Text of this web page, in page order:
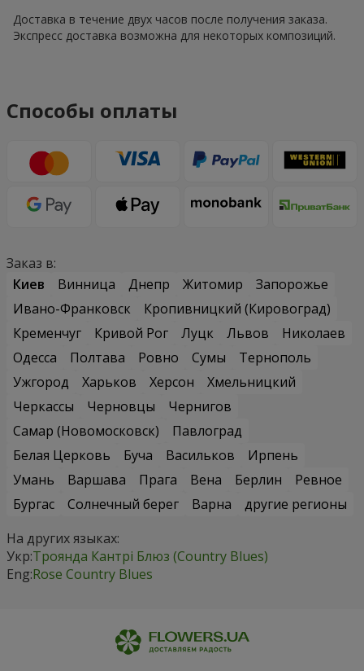
Доставка в течение двух часов после получения заказа.
Экспресс доставка возможна для некоторых композиций.
Способы оплаты
Заказ в:
Киев
Винница Днепр Житомир
Запорожье
Ивано-Франковск
Кропивницкий (Кировоград)
Кременчуг
Кривой Рог Луцк Львов
Николаев
Одесса
Полтава Ровно Сумы
Тернополь
Ужгород
Харьков Херсон
Хмельницкий
Черкассы
Черновцы
Чернигов
Самар (Новомосковск)
Павлоград
Белая Церковь
Буча Васильков
Ирпень
Умань
Варшава Прага Вена Берлин
Ревное
Бургас
Солнечный берег Варна
другие регионы
На других языках:
Укр:Троянда Кантрі Блюз (Country Blues)
Eng:Rose Country Blues